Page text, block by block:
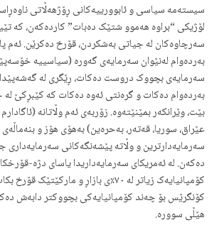
سیستەمە سیاسی و ئابوورییەکانی ڕۆژهەڵاتی
لۆژیکی “براوە هەموو شتێک دەبات” کاردەکەن، کە
سەرچاوەکان لە جیاتی بەشکردن، قۆرخ دەکرێن. ئەم
بەردەوام لەنێوان سەرمایەی گەورە (سیاسییه
سەرمایەی بچووک دروست دەکات، ڕێگری لە
بەردەوام دەکات و گرەنتی ئەوە دەکات کە کێبڕکێ لە
بێت، وێرانکەر بمێنێتەوە. زۆربەی ئەم وڵاتانە
عێراق، سوریا، قەتەر، بەحرەین) بەهۆی هۆز و بنەماڵەی
سەرمایەدارترین و وڵاتە پێشەنگەکانی سەرمایەداری
دەکەن. لە ئەمریکای سەرمایەداریدا یاسای دژە-
کۆمپانیایەک زیاتر لە ٧٠٪ی بازاڕ و
هێڵی سوورە.